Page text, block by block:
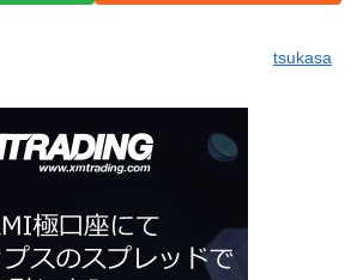
tsukasa